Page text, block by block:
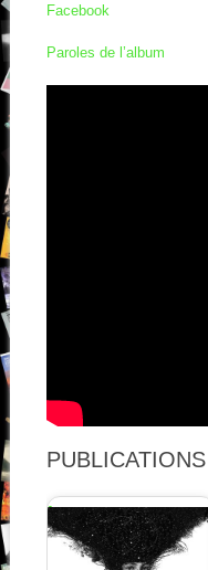
Facebook
Paroles de l’album